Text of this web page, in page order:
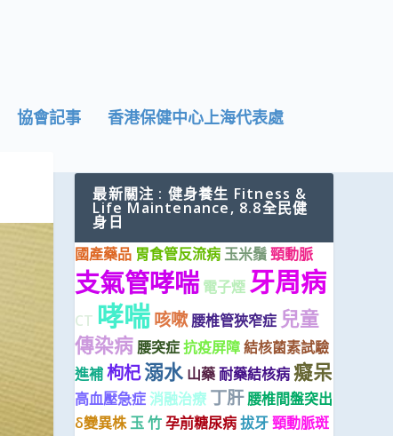
協會記事 香港保健中心上海代表處
最新關注 : 健身養生 Fitness &
Life Maintenance, 8.8全民健
身日
國產藥品 胃食管反流病 玉米鬚頸動脈
支氣管哮喘 電子煙 牙周病
CT 哮喘咳嗽 腰椎管狹窄症 兒童
傳染病 腰突症抗疫屏障結核菌素試驗
進補枸杞溺水 山藥耐藥結核病癡呆
高血壓急症消融治療 丁肝腰椎間盤突出
δ變異株 玉 竹孕前糖尿病拔牙頸動脈斑